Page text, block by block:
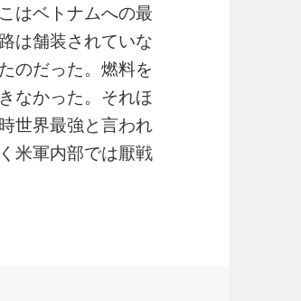
はベトナムへの最
は舗装されていな
のだった。燃料を
なかった。それほ
世界最強と言われ
米軍内部では厭戦